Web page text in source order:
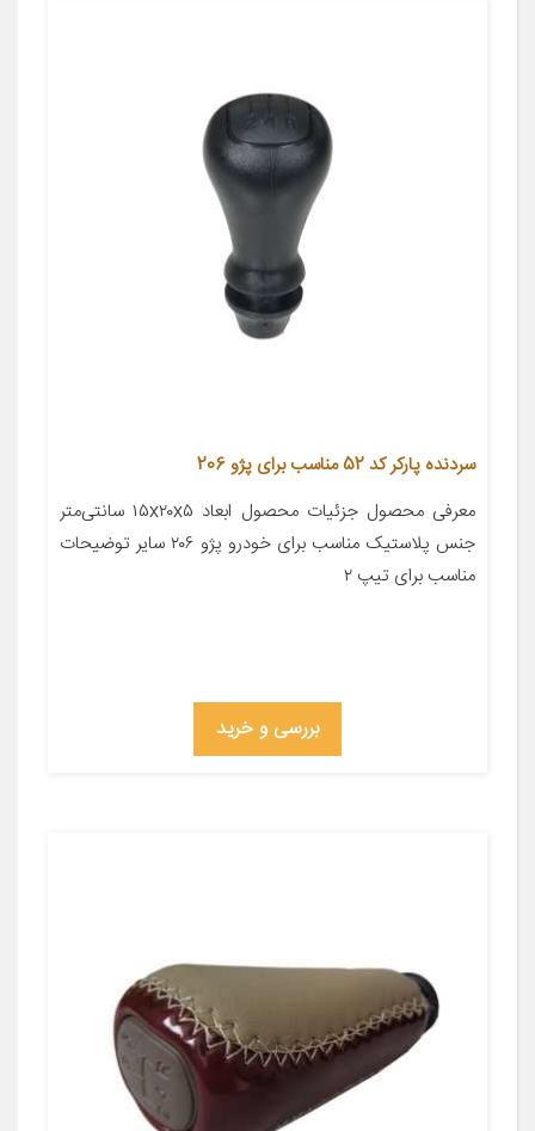
سردنده پارکر کد 52 مناسب برای پژو 206
معرفی محصول جزئیات محصول ابعاد ۱۵x۲۰x۵ سانتی‌متر
جنس پلاستیک مناسب برای خودرو پژو ۲۰۶ سایر توضیحات
مناسب برای تیپ ۲
بررسی و خرید